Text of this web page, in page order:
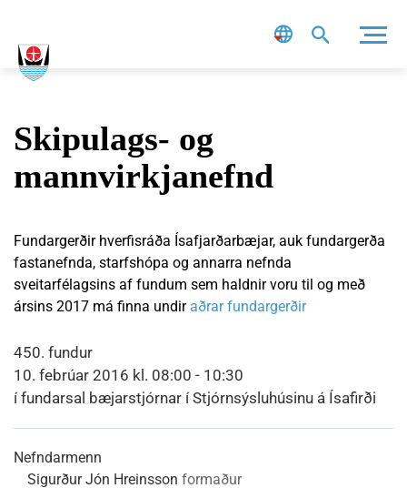
Skipulags- og
mannvirkjanefnd
Fundargerðir hverfisráða Ísafjarðarbæjar, auk fundargerða
fastanefnda, starfshópa og annarra nefnda
sveitarfélagsins af fundum sem haldnir voru til og með
ársins 2017 má finna undir aðrar fundargerðir
450. fundur
10. febrúar 2016 kl. 08:00 - 10:30
í fundarsal bæjarstjórnar í Stjórnsýsluhúsinu á Ísafirði
Nefndarmenn
Sigurður Jón Hreinsson formaður